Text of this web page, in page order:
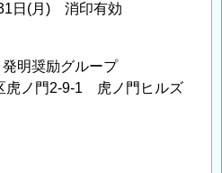
日(月) 消印有効
明奨励グループ
ノ門2-9-1 虎ノ門ヒルズ